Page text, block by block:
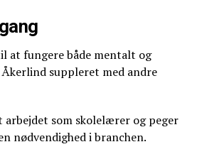
at fungere både mentalt og
Åkerlind suppleret med andre
arbejdet som skolelærer og peger
nødvendighed i branchen.